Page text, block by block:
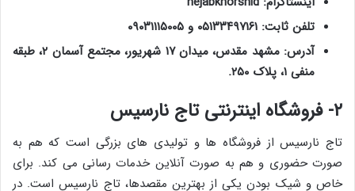
تلفن ثابت: ۰۵۱۳۳۴۹۷۱۶۱ و ۰۹۰۳۱۱۱۵۰۰۵
آدرس: مشهد مقدس، میدان ۱۷ شهریور، مجتمع آسمان ۲، طبقه
منفی ۱، پلاک ۲۵۰.
۲- فروشگاه اینترنتی تاج نارسیس
تاج نارسیس از فروشگاه ها و تولیدی های بزرگی است که هم به
صورت حضوری و هم به صورت آنلاین خدمات رسانی می کند. برای
خاص و شیک بودن یکی از بهترین مقصدها، تاج نارسیس است. در